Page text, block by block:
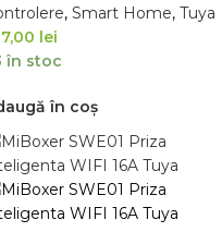
, Smart Home, Tuya
lei
în stoc
în coș